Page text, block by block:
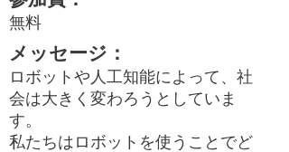
無料
メッセージ ：
ロボットや人工知能によって、社
会は大きく変わろうとしていま
す。
私たちはロボットを使うことでど